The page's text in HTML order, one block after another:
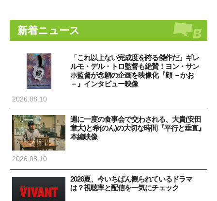
新着ニュース
「これ以上ない完成度を誇る傑作だ」ギレ
ルモ・デル・トロ監督も絶賛！ヨン・サン
ホ監督が念願の企画を映像化『顔 －かお
－』インタビュー映像
2026.08.10
週に一度の食事会で交わされる、大貴(安田
章大)と希(のん)の大切な時間『平行と垂直』
本編映像
2026.08.10
2026夏、今いちばん観られているドラマ
は？視聴率と配信を一気にチェック